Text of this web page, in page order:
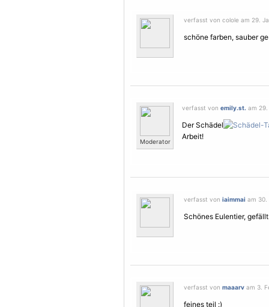
verfasst von colole am 29.
schöne farben, sauber
Moderator
verfasst von emily.st. am
Der Schädel
Arbeit!
verfasst von iaimmai am 30.
Schönes Eulentier,
verfasst von maaarv am 3.
feines teil :)